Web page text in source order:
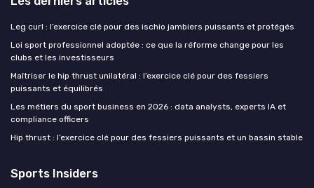
Leg curl : l’exercice clé pour des ischio jambiers puissants et protégés
Loi sport professionnel adoptée : ce que la réforme change pour les
clubs et les investisseurs
Maîtriser le hip thrust unilatéral : l’exercice clé pour des fessiers
puissants et équilibrés
Les métiers du sport business en 2026 : data analysts, experts IA et
compliance officers
Hip thrust : l’exercice clé pour des fessiers puissants et un bassin stable
Sports Insiders